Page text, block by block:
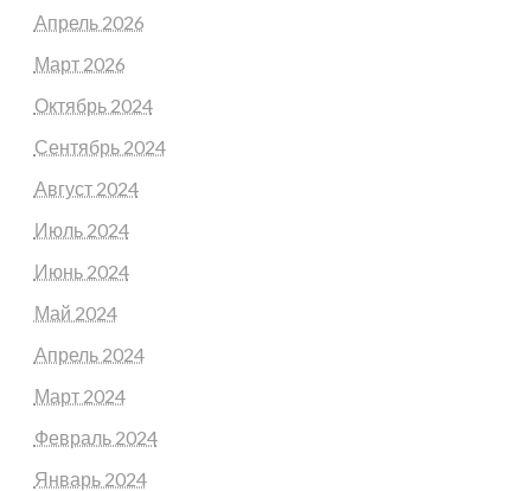
Апрель 2026
Март 2026
Октябрь 2024
Сентябрь 2024
Август 2024
Июль 2024
Июнь 2024
Май 2024
Апрель 2024
Март 2024
Февраль 2024
Январь 2024